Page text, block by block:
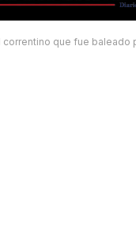
que fue baleado por un